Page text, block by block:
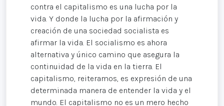
contra el capitalismo es una lucha por la
vida. Y donde la lucha por la afirmación y
creación de una sociedad socialista es
afirmar la vida. El socialismo es ahora
alternativa y único camino que asegura la
continuidad de la vida en la tierra. El
capitalismo, reiteramos, es expresión de una
determinada manera de entender la vida y el
mundo. El capitalismo no es un mero hecho